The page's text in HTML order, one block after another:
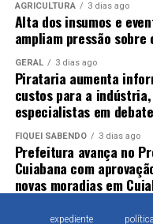
“A cada
cidadão
de um
redes
Messias criticou
partidos de extrema
tech se associando a
AGRICULTURA 3 dias ago
Alta dos insumos e
ampliam pressão
GERAL 3 dias ago
Pirataria aumenta
custos para a
especialistas em
FIQUEI SABENDO 3 dias ago
Prefeitura avança no
Cuiabana com
novas moradias em
expediente